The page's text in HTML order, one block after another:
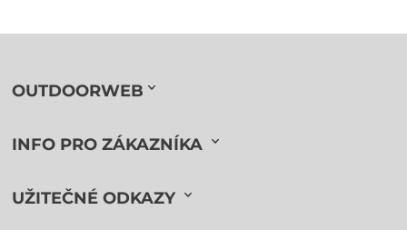
OUTDOORWEB
INFO PRO ZÁKAZNÍKA
UŽITEČNÉ ODKAZY